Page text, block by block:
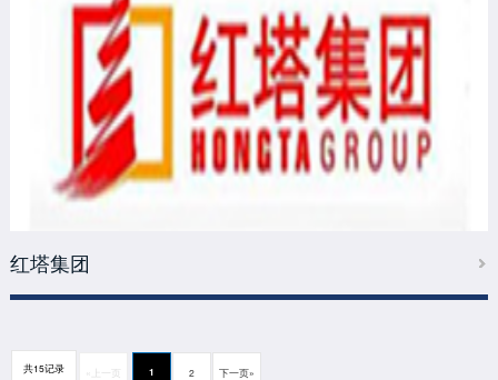
红塔集团
共15记录 «上一页 1 2 下一页»